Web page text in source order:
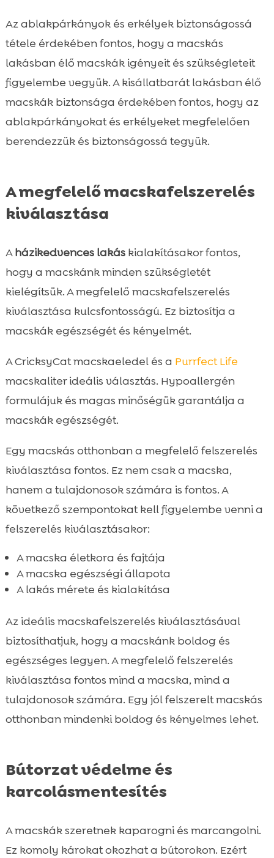
Az ablakpárkányok és erkélyek biztonságossá
tétele érdekében fontos, hogy a macskás
lakásban élő macskák igényeit és szükségleteit
figyelembe vegyük. A kisállatbarát lakásban élő
macskák biztonsága érdekében fontos, hogy az
ablakpárkányokat és erkélyeket megfelelően
berendezzük és biztonságossá tegyük.
A megfelelő macskafelszerelés
kiválasztása
Aházikedvences lakáskialakításakor fontos,
hogy a macskánk minden szükségletét
kielégítsük. A megfelelő macskafelszerelés
kiválasztása kulcsfontosságú. Ez biztosítja a
macskák egészségét és kényelmét.
A CricksyCat macskaeledel és a Purrfect Life
macskaliter ideális választás. Hypoallergén
formulájuk és magas minőségük garantálja a
macskák egészségét.
Egy macskás otthonban a megfelelő felszerelés
kiválasztása fontos. Ez nem csak a macska,
hanem a tulajdonosok számára is fontos. A
következő szempontokat kell figyelembe venni a
felszerelés kiválasztásakor:
A macska életkora és fajtája
A macska egészségi állapota
A lakás mérete és kialakítása
Az ideális macskafelszerelés kiválasztásával
biztosíthatjuk, hogy a macskánk boldog és
egészséges legyen. A megfelelő felszerelés
kiválasztása fontos mind a macska, mind a
tulajdonosok számára. Egy jól felszerelt macskás
otthonban mindenki boldog és kényelmes lehet.
Bútorzat védelme és
karcolásmentesítés
A macskák szeretnek kaparogni és marcangolni.
Ez komoly károkat okozhat a bútorokon. Ezért